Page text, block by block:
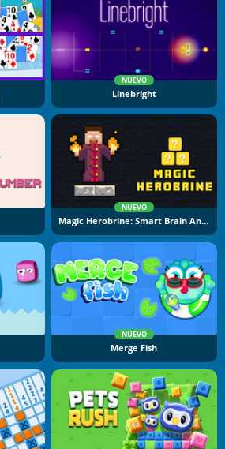
NUEVO
Linebright
NUEVO
Magic Herobrine: Smart Brain And Puzzle Quest
NUEVO
Merge Fish